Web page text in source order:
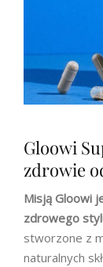
Gloowi
zdrowie
Misją Gloowi
zdrowego
stworzone z
naturalnych